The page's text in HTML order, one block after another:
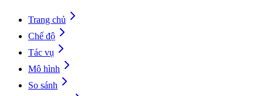
Trang chủ
Chế độ
Tác vụ
Mô hình
So sánh